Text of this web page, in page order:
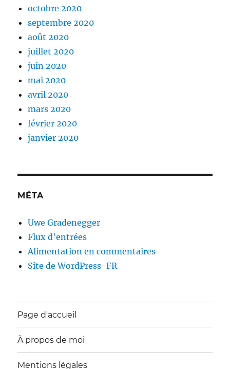
octobre 2020
septembre 2020
août 2020
juillet 2020
juin 2020
mai 2020
avril 2020
mars 2020
février 2020
janvier 2020
MÉTA
Uwe Gradenegger
Flux d'entrées
Alimentation en commentaires
Site de WordPress-FR
Page d'accueil
À propos de moi
Mentions légales